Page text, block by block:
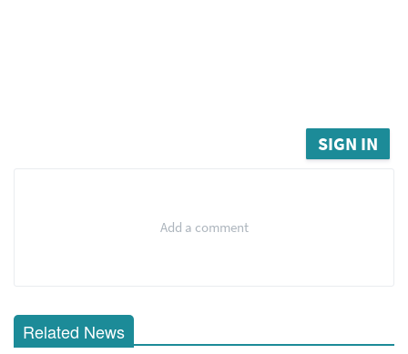
SIGN IN
Add a comment
Related News